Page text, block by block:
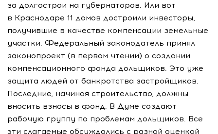
за долгострои на губернаторов. Или вот
в Краснодаре 11 домов достроили инвесторы,
получившие в качестве компенсации земельные
участки. Федеральный законодатель принял
законопроект (в первом чтении) о создании
компенсационного фонда дольщиков. Это уже
защита людей от банкротства застройщиков.
Последние, начиная строительство, должны
вносить взносы в фонд. В Думе создают
рабочую группу по проблемам дольщиков. Все
эти слагаемые обсуждались с разной оценкой